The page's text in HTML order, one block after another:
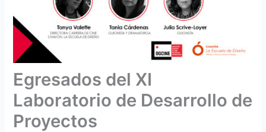
Egresados del XI
Laboratorio de Desarrollo de
Proyectos